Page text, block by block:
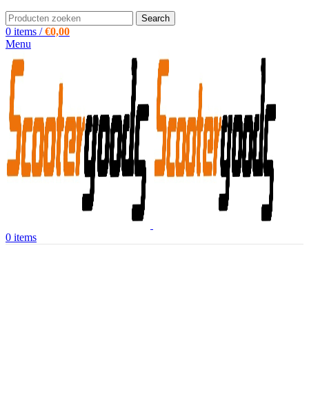
Search
0 items / €0,00
Menu
0 items